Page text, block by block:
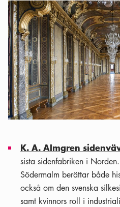
K. A. Almgren
sista sidenfabriken i
Södermalm berättar både
också om den svenska
samt kvinnors roll i